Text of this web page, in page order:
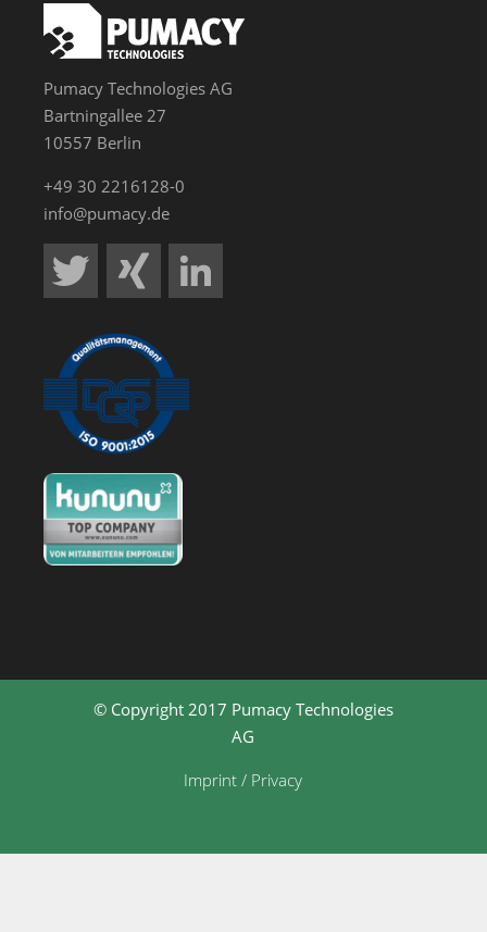
Pumacy Technologies AG
Bartningallee 27
10557 Berlin
+49 30 2216128-0
info@pumacy.de
© Copyright 2017 Pumacy Technologies
AG
Imprint / Privacy